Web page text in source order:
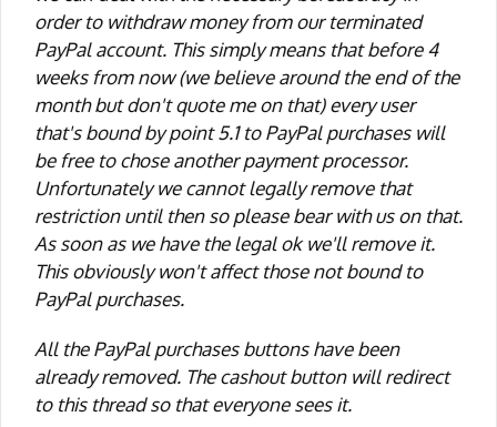
order to withdraw money from our terminated
PayPal account. This simply means that before 4
weeks from now (we believe around the end of the
month but don't quote me on that) every user
that's bound by point 5.1 to PayPal purchases will
be free to chose another payment processor.
Unfortunately we cannot legally remove that
restriction until then so please bear with us on that.
As soon as we have the legal ok we'll remove it.
This obviously won't affect those not bound to
PayPal purchases.
All the PayPal purchases buttons have been
already removed. The cashout button will redirect
to this thread so that everyone sees it.